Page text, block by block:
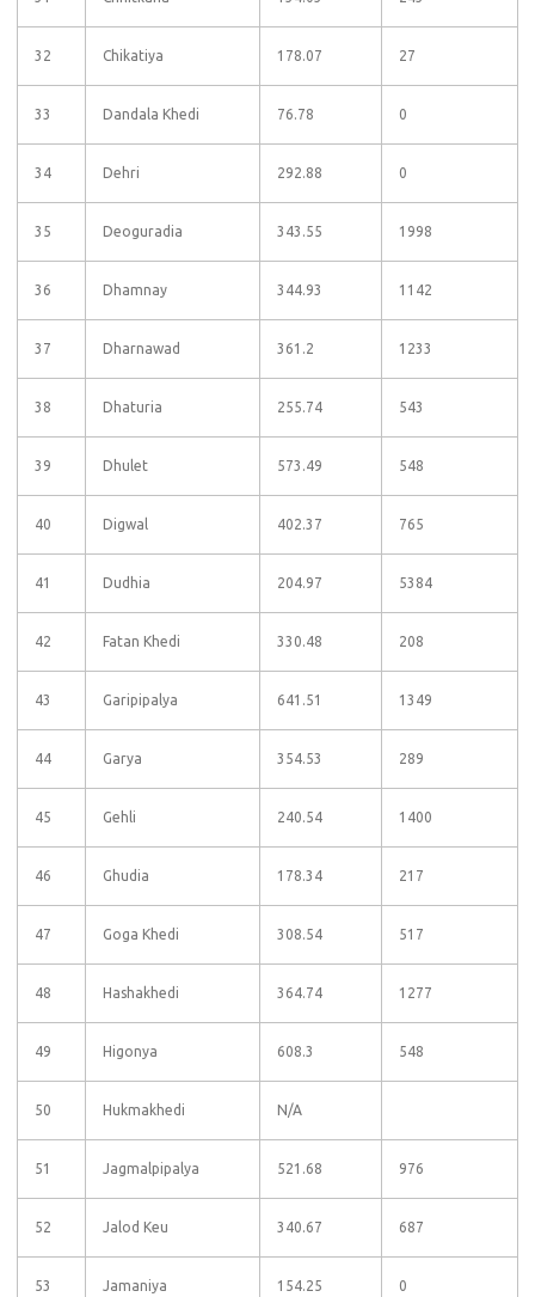
32 Chikatiya 178.07 27
33 Dandala Khedi 76.78 0
34 Dehri 292.88 0
35 Deoguradia 343.55 1998
36 Dhamnay 344.93 1142
37 Dharnawad 361.2 1233
38 Dhaturia 255.74 543
39 Dhulet 573.49 548
40 Digwal 402.37 765
41 Dudhia 204.97 5384
42 Fatan Khedi 330.48 208
43 Garipipalya 641.51 1349
44 Garya 354.53 289
45 Gehli 240.54 1400
46 Ghudia 178.34 217
47 Goga Khedi 308.54 517
48 Hashakhedi 364.74 1277
49 Higonya 608.3 548
50 Hukmakhedi N/A
51 Jagmalpipalya 521.68 976
52 Jalod Keu 340.67 687
53 Jamaniya 154.25 0